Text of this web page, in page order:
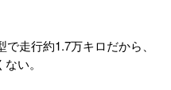
走行約1.7万キロだから、
い。